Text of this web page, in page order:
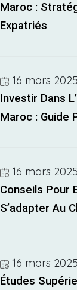
Maroc :
Expatriés
16 mars 2025
Investir Dans
Maroc : Guide
16 mars 2025
Conseils Pour
S’adapter Au
16 mars 2025
Études